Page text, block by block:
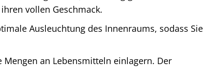
vollen Geschmack.
Ausleuchtung des Innenraums, sodass Sie
an Lebensmitteln einlagern. Der